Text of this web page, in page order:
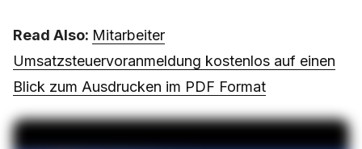
Read Also: Mitarbeiter
Umsatzsteuervoranmeldung kostenlos auf einen
Blick zum Ausdrucken im PDF Format